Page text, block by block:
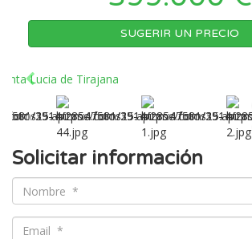
SUGERIR UN PRECIO
Solicitar información